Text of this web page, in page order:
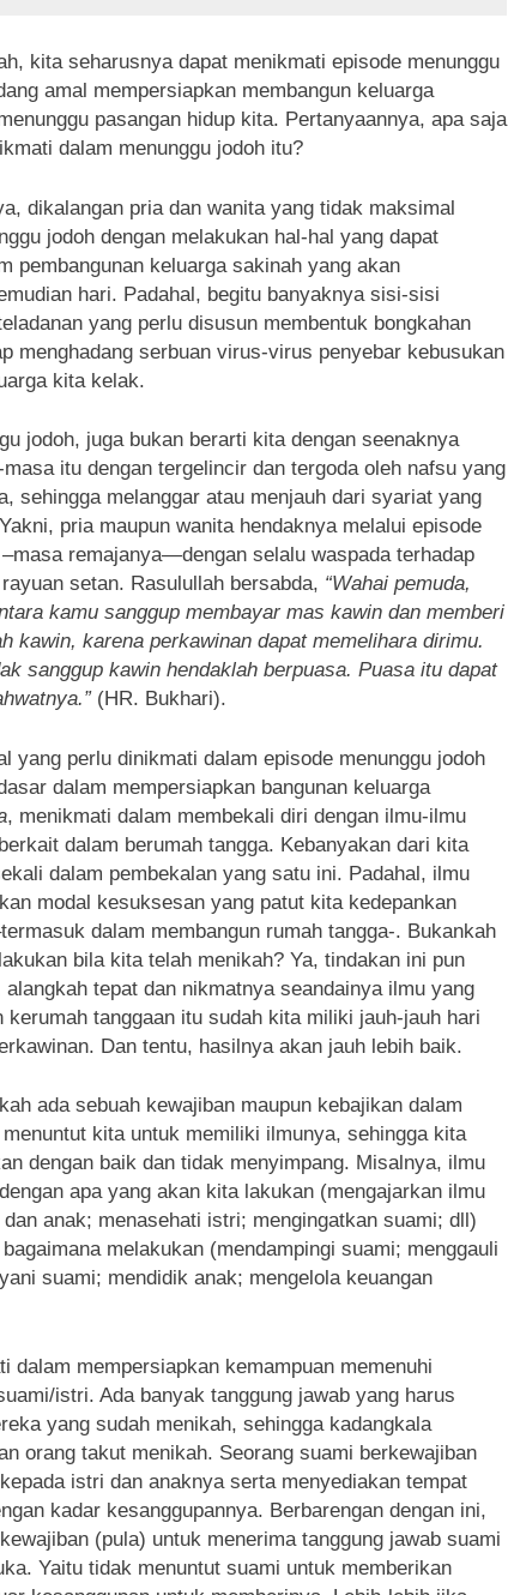
kita seharusnya dapat menikmati episode menunggu
amal mempersiapkan membangun keluarga
pasangan hidup kita. Pertanyaannya, apa saja
dalam menunggu jodoh itu?
dikalangan pria dan wanita yang tidak maksimal
jodoh dengan melakukan hal-hal yang dapat
pembangunan keluarga sakinah yang akan
hari. Padahal, begitu banyaknya sisi-sisi
yang perlu disusun membentuk bongkahan
menghadang serbuan virus-virus penyebar kebusukan
kita kelak.
jodoh, juga bukan berarti kita dengan seenaknya
itu dengan tergelincir dan tergoda oleh nafsu yang
sehingga melanggar atau menjauh dari syariat yang
pria maupun wanita hendaknya melalui episode
remajanya—dengan selalu waspada terhadap
setan. Rasulullah bersabda, “Wahai pemuda,
kamu sanggup membayar mas kawin dan memberi
kawin, karena perkawinan dapat memelihara dirimu.
sanggup kawin hendaklah berpuasa. Puasa itu dapat
(HR. Bukhari).
yang perlu dinikmati dalam episode menunggu jodoh
dalam mempersiapkan bangunan keluarga
, menikmati dalam membekali diri dengan ilmu-ilmu
dalam berumah tangga. Kebanyakan dari kita
dalam pembekalan yang satu ini. Padahal, ilmu
modal kesuksesan yang patut kita kedepankan
dalam membangun rumah tangga-. Bukankah
bila kita telah menikah? Ya, tindakan ini pun
alangkah tepat dan nikmatnya seandainya ilmu yang
kerumah tanggaan itu sudah kita miliki jauh-jauh hari
Dan tentu, hasilnya akan jauh lebih baik.
ada sebuah kewajiban maupun kebajikan dalam
kita untuk memiliki ilmunya, sehingga kita
dengan baik dan tidak menyimpang. Misalnya, ilmu
apa yang akan kita lakukan (mengajarkan ilmu
anak; menasehati istri; mengingatkan suami; dll)
melakukan (mendampingi suami; menggauli
suami; mendidik anak; mengelola keuangan
dalam mempersiapkan kemampuan memenuhi
istri. Ada banyak tanggung jawab yang harus
yang sudah menikah, sehingga kadangkala
orang takut menikah. Seorang suami berkewajiban
istri dan anaknya serta menyediakan tempat
kadar kesanggupannya. Berbarengan dengan ini,
(pula) untuk menerima tanggung jawab suami
Yaitu tidak menuntut suami untuk memberikan